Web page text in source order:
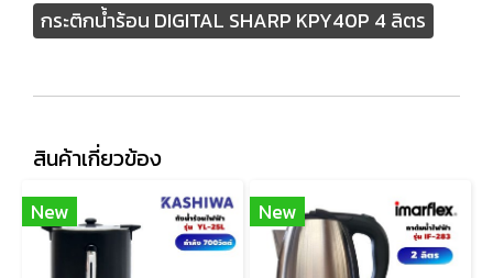
กระติกน้ำร้อน DIGITAL SHARP KPY40P 4 ลิตร
สินค้าเกี่ยวข้อง
New New